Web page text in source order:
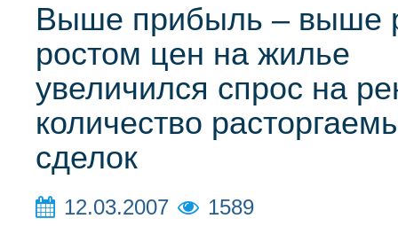
Выше прибыль – выше
ростом цен на жилье
увеличился спрос на
количество
сделок
12.03.2007 1589